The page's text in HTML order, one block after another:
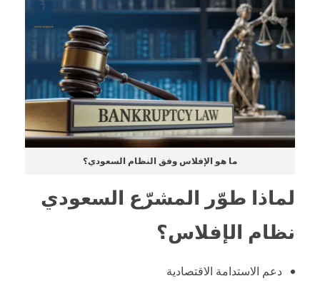
ما هو الإفلاس وفق النظام السعودي؟
لماذا طوّر المشرّع السعودي
نظام الإفلاس؟
دعم الاستدامة الاقتصادية